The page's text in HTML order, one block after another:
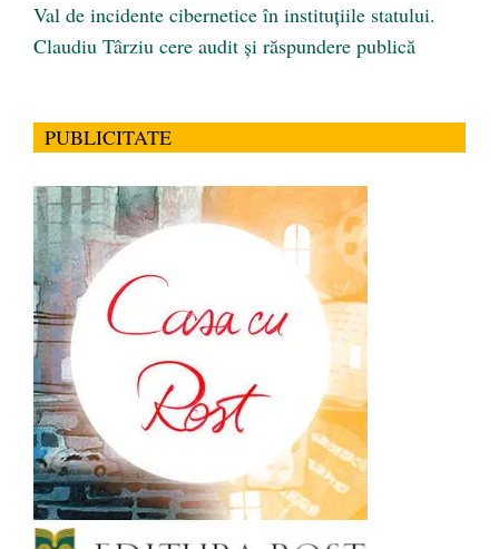
Val de incidente cibernetice în instituțiile statului.
Claudiu Târziu cere audit și răspundere publică
PUBLICITATE